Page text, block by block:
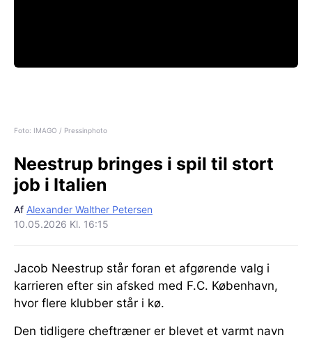
Foto: IMAGO / Pressinphoto
Neestrup bringes i spil til stort
job i Italien
Af Alexander Walther Petersen
10.05.2026 Kl. 16:15
Jacob Neestrup står foran et afgørende valg i
karrieren efter sin afsked med F.C. København,
hvor flere klubber står i kø.
Den tidligere cheftræner er blevet et varmt navn